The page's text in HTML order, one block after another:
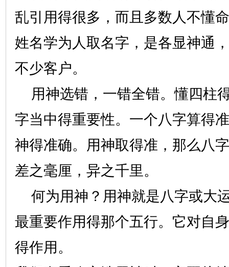
乱引用得很多，而且多数人不懂
姓名学为人取名字，是各显神通
不少客户。
用神选错，一错全错。懂四柱
字当中得重要性。一个八字算得
神得准确。用神取得准，那么八
差之毫厘，异之千里。
何为用神？用神就是八字或大
最重要作用得那个五行。它对自
得作用。